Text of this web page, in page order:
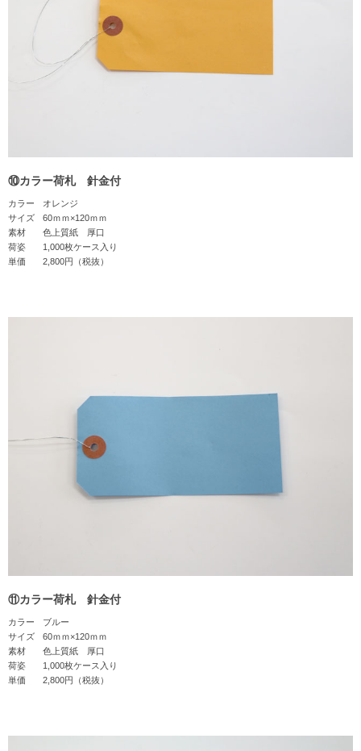
⑩カラー荷札 針金付
カラー
オレンジ
サイズ
60ｍｍ×120ｍｍ
素材
色上質紙 厚口
荷姿
1,000枚ケース入り
単価
2,800円（税抜）
⑪カラー荷札 針金付
カラー
ブルー
サイズ
60ｍｍ×120ｍｍ
素材
色上質紙 厚口
荷姿
1,000枚ケース入り
単価
2,800円（税抜）